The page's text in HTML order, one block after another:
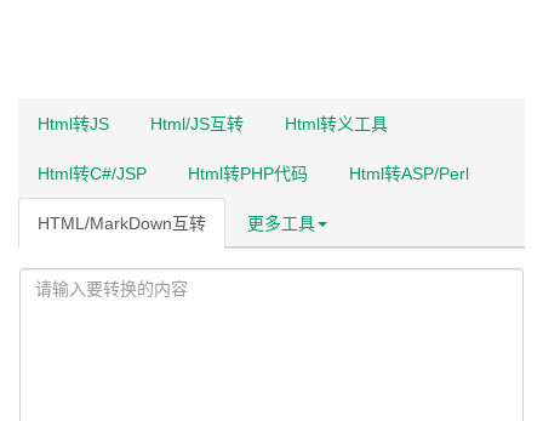
Html转JS Html/JS互转 Html转义工具
Html转C#/JSP Html转PHP代码 Html转ASP/Perl
HTML/MarkDown互转 更多工具